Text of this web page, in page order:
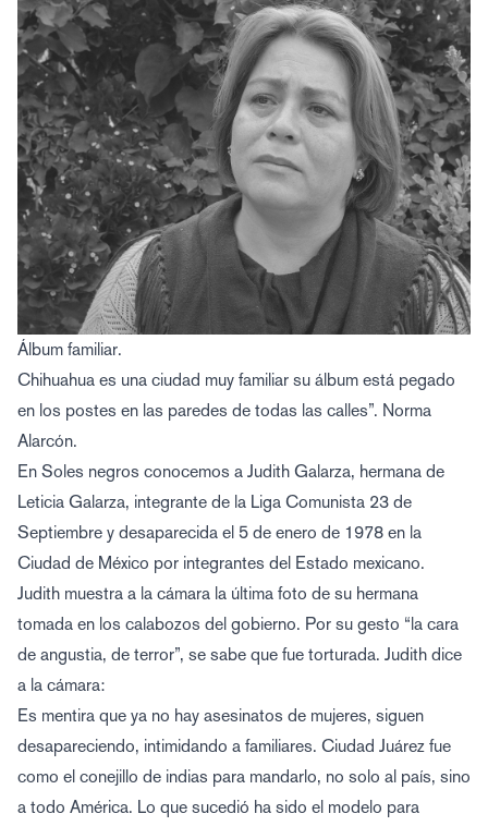
Álbum familiar.
Chihuahua es una ciudad muy familiar su álbum está pegado
en los postes en las paredes de todas las calles”. Norma
Alarcón.
En Soles negros conocemos a Judith Galarza, hermana de
Leticia Galarza, integrante de la Liga Comunista 23 de
Septiembre y desaparecida el 5 de enero de 1978 en la
Ciudad de México por integrantes del Estado mexicano.
Judith muestra a la cámara la última foto de su hermana
tomada en los calabozos del gobierno. Por su gesto “la cara
de angustia, de terror”, se sabe que fue torturada. Judith dice
a la cámara:
Es mentira que ya no hay asesinatos de mujeres, siguen
desapareciendo, intimidando a familiares. Ciudad Juárez fue
como el conejillo de indias para mandarlo, no solo al país, sino
a todo América. Lo que sucedió ha sido el modelo para